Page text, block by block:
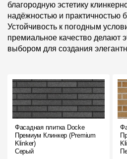
благородную эстетику
надёжностью и практичностью
Устойчивость к погодным
премиальное качество делают
выбором для создания
Фасадная плитка Docke
Премиум Клинкер (Premium
Klinker)
Серый